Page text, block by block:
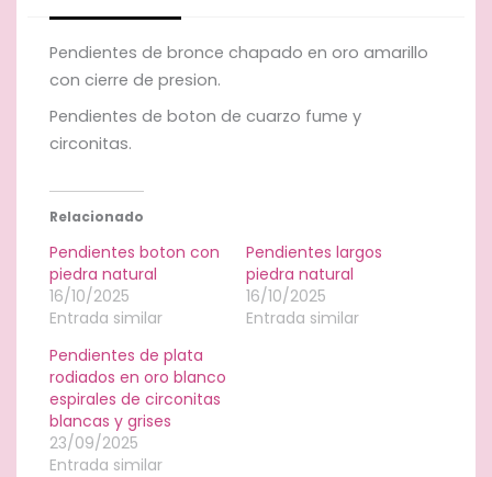
Pendientes de bronce chapado en oro amarillo
con cierre de presion.
Pendientes de boton de cuarzo fume y
circonitas.
Relacionado
Pendientes boton con
piedra natural
16/10/2025
Entrada similar
Pendientes largos
piedra natural
16/10/2025
Entrada similar
Pendientes de plata
rodiados en oro blanco
espirales de circonitas
blancas y grises
23/09/2025
Entrada similar